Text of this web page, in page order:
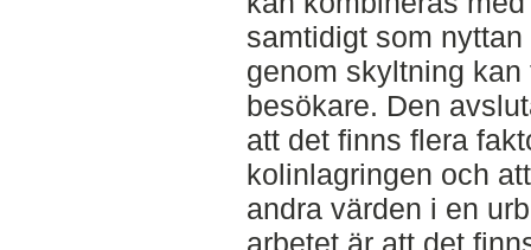
samtidigt som
genom skyltning
besökare. Den
att det finns flera
kolinlagringen och
andra värden i en
arbetet är att det